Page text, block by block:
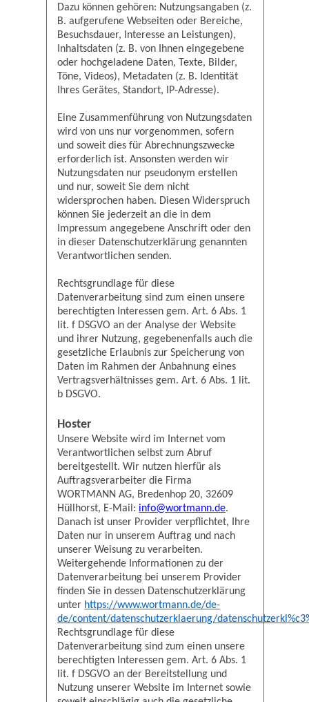
Dazu können gehören: Nutzungsangaben (z.
B. aufgerufene Webseiten oder Bereiche,
Besuchsdauer, Interesse an Leistungen),
Inhaltsdaten (z. B. von Ihnen eingegebene
oder hochgeladene Daten, Texte, Bilder,
Töne, Videos), Metadaten (z. B. Identität
Ihres Gerätes, Standort, IP-Adresse).
Eine Zusammenführung von Nutzungsdaten
wird von uns nur vorgenommen, sofern
und soweit dies für Abrechnungszwecke
erforderlich ist. Ansonsten werden wir
Nutzungsdaten nur pseudonym erstellen
und nur, soweit Sie dem nicht
widersprochen haben. Diesen Widerspruch
können Sie jederzeit an die in dem
Impressum angegebene Anschrift oder den
in dieser Datenschutzerklärung genannten
Verantwortlichen senden.
Rechtsgrundlage für diese
Datenverarbeitung sind zum einen unsere
berechtigten Interessen gem. Art. 6 Abs. 1
lit. f DSGVO an der Analyse der Website
und ihrer Nutzung, gegebenenfalls auch die
gesetzliche Erlaubnis zur Speicherung von
Daten im Rahmen der Anbahnung eines
Vertragsverhältnisses gem. Art. 6 Abs. 1 lit.
b DSGVO.
Hoster
Unsere Website wird im Internet vom
Verantwortlichen selbst zum Abruf
bereitgestellt. Wir nutzen hierfür als
Auftragsverarbeiter die Firma
WORTMANN AG, Bredenhop 20, 32609
Hüllhorst, E-Mail: info@wortmann.de.
Danach ist unser Provider verpflichtet, Ihre
Daten nur in unserem Auftrag und nach
unserer Weisung zu verarbeiten.
Weitergehende Informationen zu der
Datenverarbeitung bei unserem Provider
finden Sie in dessen Datenschutzerklärung
unter https://www.wortmann.de/de-
de/content/datenschutzerklaerung/
Rechtsgrundlage für diese
Datenverarbeitung sind zum einen unsere
berechtigten Interessen gem. Art. 6 Abs. 1
lit. f DSGVO an der Bereitstellung und
Nutzung unserer Website im Internet sowie